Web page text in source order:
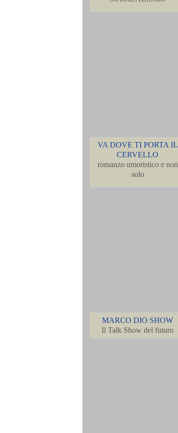
VA DOVE TI PORTA IL
CERVELLO
romanzo umoristico e non
solo
MARCO DIO SHOW
Il Talk Show del futuro